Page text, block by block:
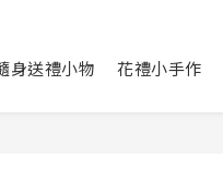
身送禮小物 花禮小手作